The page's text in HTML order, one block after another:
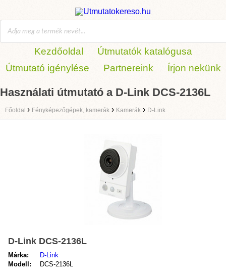
Kezdőoldal
Útmutatók katalógusa
Útmutató igénylése
Partnereink Írjon nekünk
Használati útmutató a D-Link DCS-2136L
Főoldal › Fényképezőgépek, kamerák › Kamerák › D-Link
D-Link DCS-2136L
Márka:
D-Link
Modell:
DCS-2136L